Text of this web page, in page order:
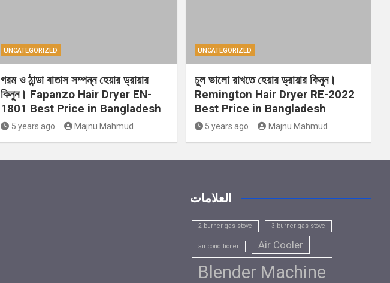
UNCATEGORIZED
গরম ও ঠান্ডা বাতাস সম্পন্ন হেয়ার ড্রায়ার
কিনুন। Fapanzo Hair Dryer EN-
1801 Best Price in Bangladesh
5 years ago Majnu Mahmud
UNCATEGORIZED
চুল ভালো রাখতে হেয়ার ড্রায়ার কিনুন।
Remington Hair Dryer RE-2022
Best Price in Bangladesh
5 years ago Majnu Mahmud
العلامات
2 burner gas stove 3 burner gas stove
air conditioner Air Cooler
Blender Machine